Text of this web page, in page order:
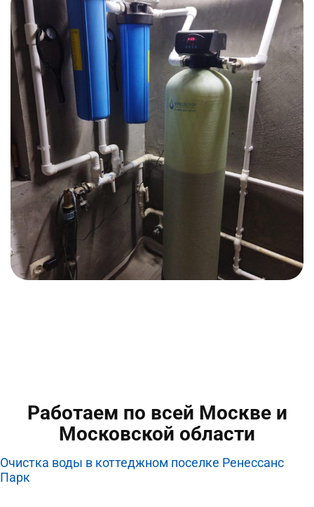
Работаем по всей Москве и
Московской области
Очистка воды в коттеджном поселке Ренессанс
Парк